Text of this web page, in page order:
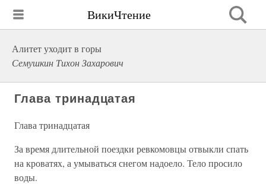
ВикиЧтение
Алитет уходит в горы
Семушкин Тихон Захарович
Глава тринадцатая
Глава тринадцатая
За время длительной поездки ревкомовцы отвыкли спать
на кроватях, а умываться снегом надоело. Тело просило
воды.